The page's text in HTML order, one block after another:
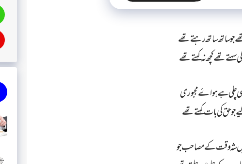
جو ساتھ ساتھ رہتے تھے
تھے کچھ نہ کہتے تھے
چلی ہے ہواۓ مجبوری
جو حق کی بات کہتے تھے
شہ وقت کے مصاحب جو